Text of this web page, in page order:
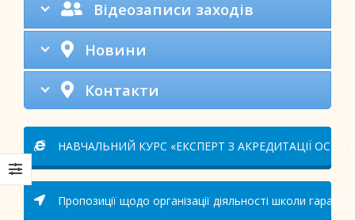
Відеозаписи заходів
Новини
Контакти
НАВЧАЛЬНИЙ КУРС «ЕКСПЕРТ З АКРЕДИТАЦІЇ
Пропозиції щодо організації діяльності школи гарантів